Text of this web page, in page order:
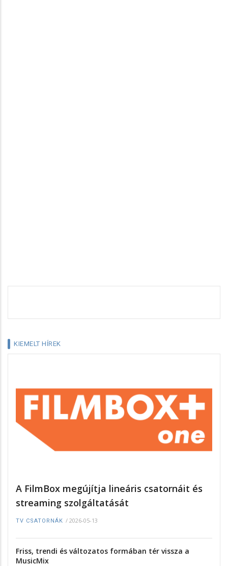
KIEMELT HÍREK
A FilmBox megújítja lineáris csatornáit és
streaming szolgáltatását
TV CSATORNÁK / 2026-05-13
Friss, trendi és változatos formában tér vissza a
MusicMix